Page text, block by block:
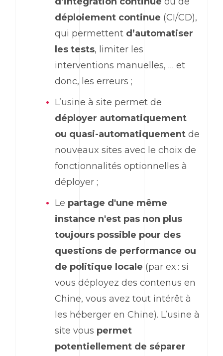
déploiement continue (CI/CD),
qui permettent d’automatiser
les tests, limiter les
interventions manuelles, … et
donc, les erreurs ;
L’usine à site permet de
déployer automatiquement
ou quasi-automatiquement de
nouveaux sites avec le choix de
fonctionnalités optionnelles à
déployer ;
Le partage d'une même
instance n'est pas non plus
toujours possible pour des
questions de performance ou
de politique locale (par ex : si
vous déployez des contenus en
Chine, vous avez tout intérêt à
les héberger en Chine). L’usine à
site vous permet
potentiellement de séparer